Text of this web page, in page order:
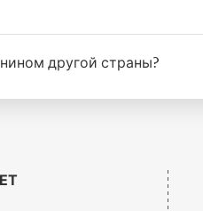
другой страны?